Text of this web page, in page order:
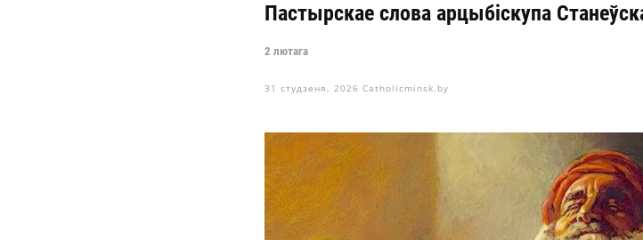
Пастырскае слова арцыбіскупа
2 лютага
31 студзеня, 2026 Catholicminsk.by